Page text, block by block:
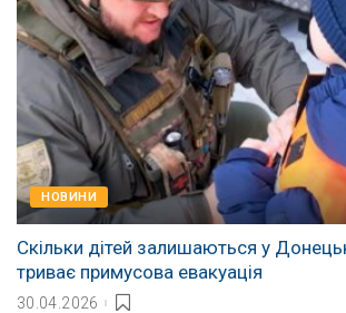
НОВИНИ
Скільки дітей залишаються у
триває примусова евакуація
30.04.2026